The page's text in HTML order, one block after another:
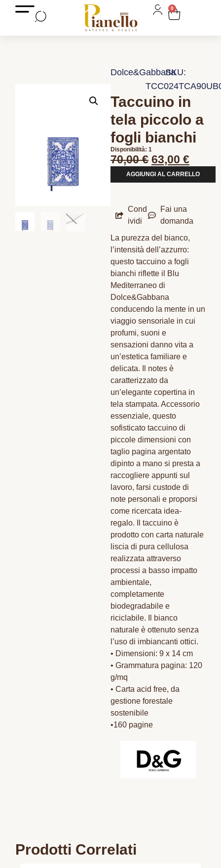
0
Dolce&GabbanaSKU:
Taccuino in
tela piccolo a
fogli bianchi
Disponibilità: 1
70,00€ 63,00 €
AGGIUNGI AL CARRELLO
Cond
ividi
Fai una
domanda
La purezza del bianco,
l’intensità dell’azzurro:
questo taccuino a fogli
bianchi riflette il Blu
Mediterraneo di
Dolce&Gabbana
conducendo la mente in un
viaggio sensoriale in cui
profumi, suoni e
sensazioni danno vita a
un’estetica familiare e
delicata. Il notes è
caratterizzato da
un’elegante copertina in
tela stampata. Accessorio
essenziale, questo
sofisticato taccuino di
piccole dimensioni con
taglio pagina argentato
dipinto a mano si presta a
raccogliere appunti sul
lavoro, farsi custode di
note personali e proporsi
come ricercata idea-
regalo. Il taccuino è
prodotto con carta naturale
liscia di pura cellulosa
realizzata attraverso
processi a basso impatto
ambientale,
completamente
biodegradabile e
riciclabile. Il bianco
naturale è ottenuto senza
l’uso di imbiancanti ottici.
• Dimensioni: 9 x 14 cm
• Grammatura pagina: 120
g/mq
• Carta acid free, da
gestione forestale
sostenibile
•160 pagine
Prodotti Correlati